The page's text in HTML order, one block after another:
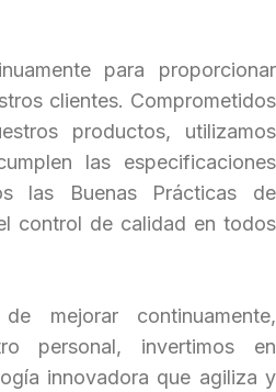
para proporcionar
clientes. Comprometidos
productos, utilizamos
las especificaciones
las
Buenas Prácticas de
control de calidad en todos
mejorar continuamente,
personal, invertimos en
innovadora que agiliza y